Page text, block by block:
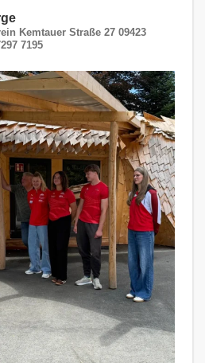
Kemtauer Straße 27 09423
7195